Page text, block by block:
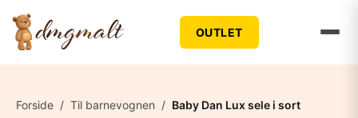
OUTLET
Forside / Til barnevognen / Baby Dan Lux sele i sort